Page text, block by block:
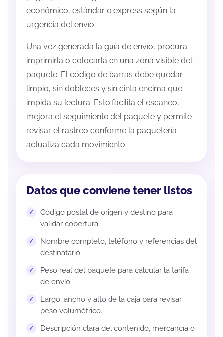
económico, estándar o express según la
urgencia del envío.
Una vez generada la guía de envío, procura
imprimirla o colocarla en una zona visible del
paquete. El código de barras debe quedar
limpio, sin dobleces y sin cinta encima que
impida su lectura. Esto facilita el escaneo,
mejora el seguimiento del paquete y permite
revisar el rastreo conforme la paquetería
actualiza cada movimiento.
Datos que conviene tener listos
Código postal de origen y destino para
validar cobertura.
Nombre completo, teléfono y referencias del
destinatario.
Peso real del paquete para calcular la tarifa
de envío.
Largo, ancho y alto de la caja para revisar
peso volumétrico.
Descripción clara del contenido, mercancía o